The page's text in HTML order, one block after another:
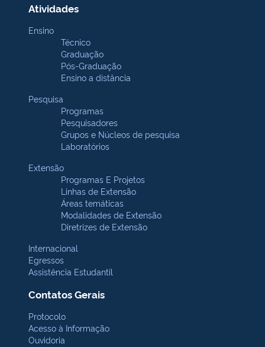
Atividades
Ensino
Técnico
Graduação
Pós-Graduação
Ensino a distância
Pesquisa
Programas
Pesquisadores
Grupos e Núcleos de pesquisa
Laboratórios
Extensão
Programas E Projetos
Linhas de Extensão
Áreas temáticas
Modalidades de Extensão
Diretrizes de Extensão
Internacional
Egressos
Assistência Estudantil
Contatos Gerais
Protocolo
Acesso à Informação
Ouvidoria